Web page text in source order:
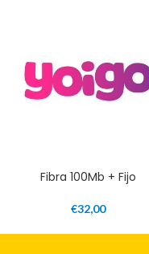
Fibra 100Mb + Fijo
€32,00